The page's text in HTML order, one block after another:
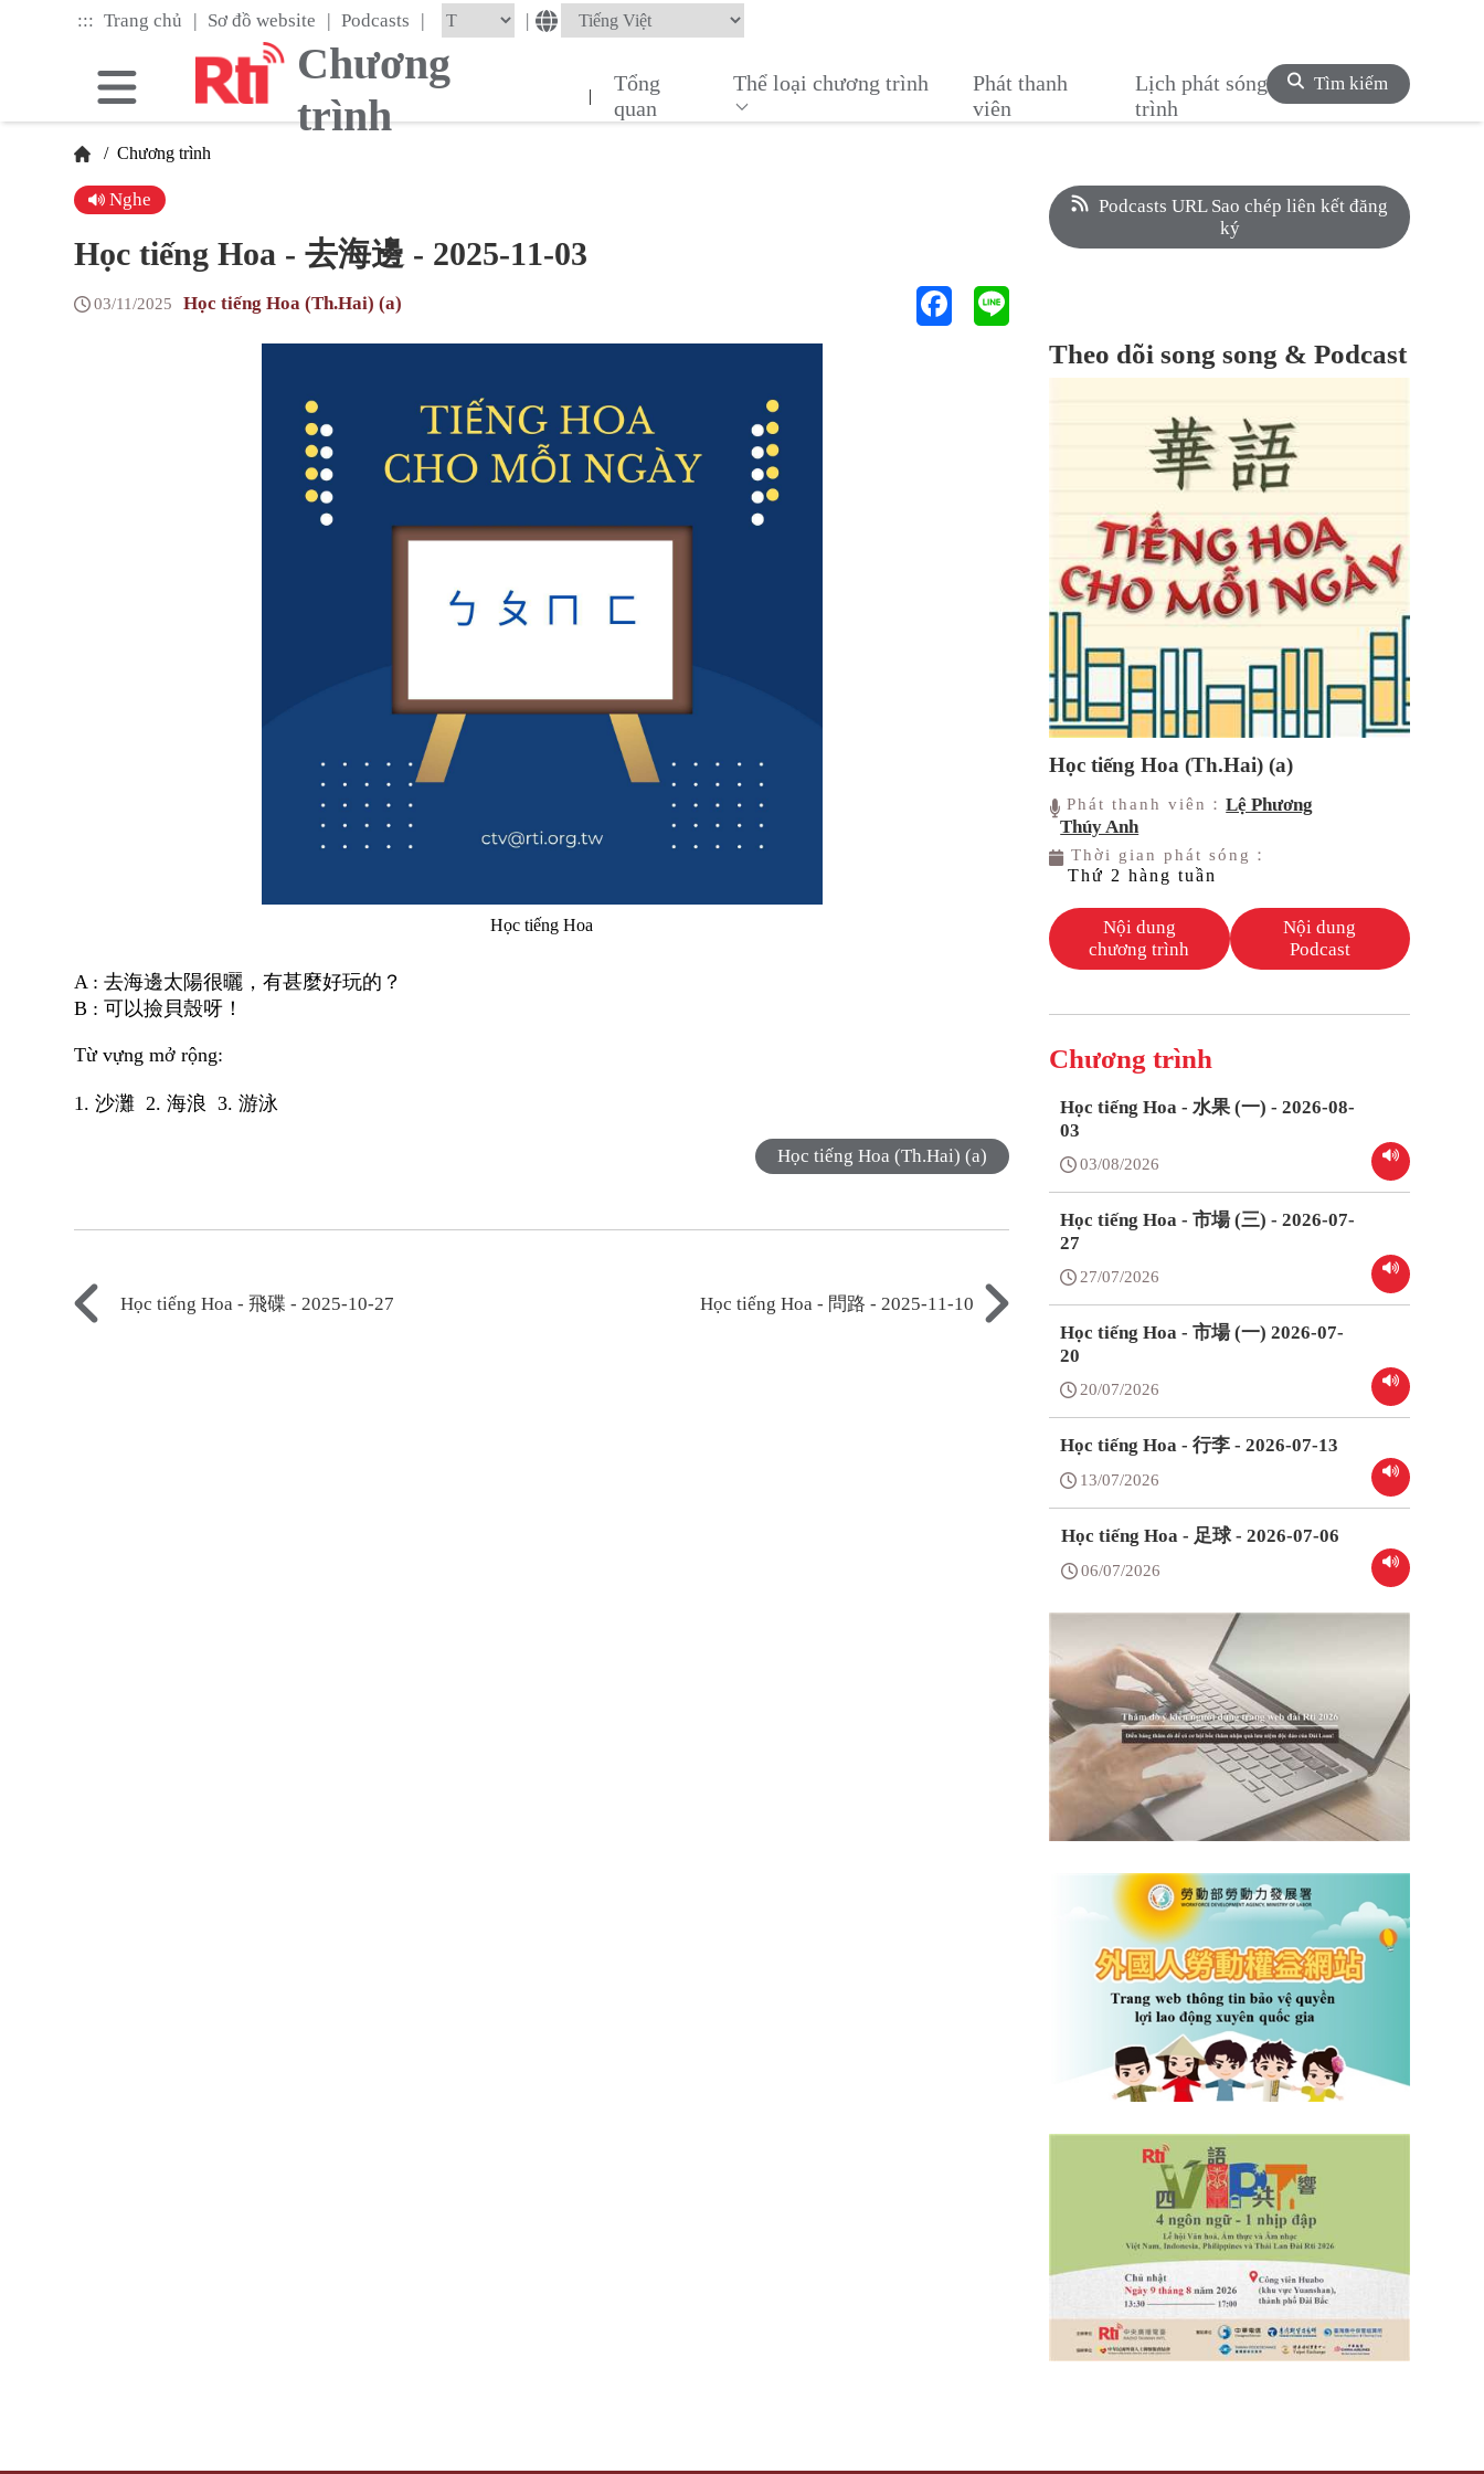
::: Trang chủ | Sơ đồ website | Podcasts | |
Chương
trình
|
Tổng
quan
Thể loại chương trình
Phát thanh
viên
Lịch phát sóng chương
trình
Tìm kiếm
/ Chương trình
Nghe
Học tiếng Hoa - 去海邊 - 2025-11-03
03/11/2025 Học tiếng Hoa (Th.Hai) (a)
Học tiếng Hoa
A : 去海邊太陽很曬，有甚麼好玩的？
B : 可以撿貝殼呀！
Từ vựng mở rộng:
1. 沙灘 2. 海浪 3. 游泳
Học tiếng Hoa (Th.Hai) (a)
Học tiếng Hoa - 飛碟 - 2025-10-27 Học tiếng Hoa - 問路 - 2025-11-10
Podcasts URL Sao chép liên kết đăng
ký
Theo dõi song song & Podcast
Học tiếng Hoa (Th.Hai) (a)
Phát thanh viên：Lệ Phương
Thúy Anh
Thời gian phát sóng：
Thứ 2 hàng tuần
Nội dung
chương trình
Nội dung
Podcast
Chương trình
Học tiếng Hoa - 水果 (一) - 2026-08-
03
03/08/2026
Học tiếng Hoa - 市場 (三) - 2026-07-
27
27/07/2026
Học tiếng Hoa - 市場 (一) 2026-07-
20
20/07/2026
Học tiếng Hoa - 行李 - 2026-07-13
13/07/2026
Học tiếng Hoa - 足球 - 2026-07-06
06/07/2026